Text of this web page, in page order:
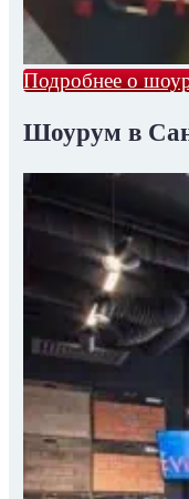
Подробнее о
Шоурум в